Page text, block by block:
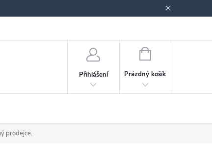
Přihlášení
NÁKUPNÍ
Prázdný košík
prodejce.